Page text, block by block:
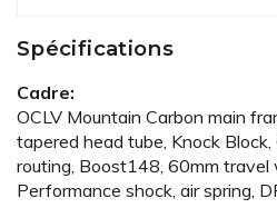
Spécifications
Cadre:
OCLV Mountain Carbon main
tapered head tube, Knock
routing, Boost148, 60mm travel
Performance shock, air spring,